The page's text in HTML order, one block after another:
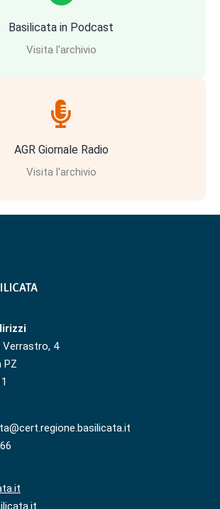
Basilicata in Podcast
Visita l'archivio
AGR Giornale Radio
Visita l'archivio
Verrastro, 4
PZ